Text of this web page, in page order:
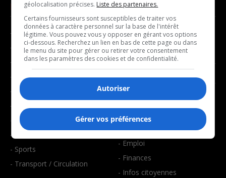
NOUVELLES
- Affaires municipales
- Communauté / Social
- Culture
- Économie
- Éducation
- Environnement
- Faits divers
- Santé et bien-être
- Sports
- Transport / Circulation
MUSIQUE
- Décompte franco
- Joué récemment
BALADOS
- Affaires
- Art de vivre
- Bien-être
- Emploi
- Finances
- Infos citoyennes
géolocalisation précises. Liste des partenaires.
Certains fournisseurs sont susceptibles de traiter vos
données à caractère personnel sur la base de l'intérêt
légitime. Vous pouvez vous y opposer en gérant vos options
ci-dessous. Recherchez un lien en bas de cette page ou dans
le menu du site pour gérer ou retirer votre consentement
dans les paramètres des cookies et de confidentialité.
Autoriser
Gérer vos préférences